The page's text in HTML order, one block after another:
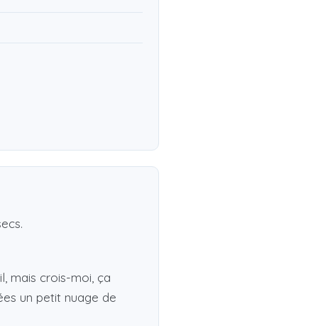
mais crois-moi, ça
un petit nuage de